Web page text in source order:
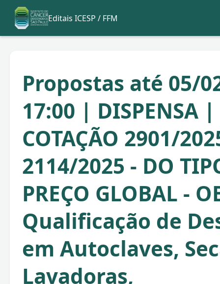
Editais ICESP / FFM
Propostas até 05/
17:00 | DISPENSA |
COTAÇÃO 2901/
2114/2025 - DO
PREÇO GLOBAL -
Qualificação de
em Autoclaves,
Lavadoras,